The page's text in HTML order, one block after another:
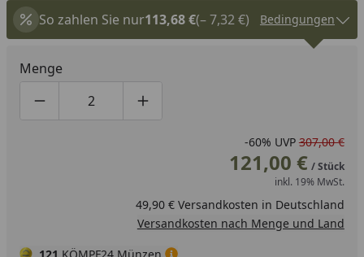
So zahlen Sie nur113,68 €(– 7,32 €) Bedingungen
Menge
Produktmenge um eins verringern
Produktmenge manuell eingeben
Produktmenge um eins erhöhen
-60% UVP 307,00 €
121,00 € / Stück
inkl. 19% MwSt.
49,90 € Versandkosten in Deutschland
Versandkosten nach Menge und Land